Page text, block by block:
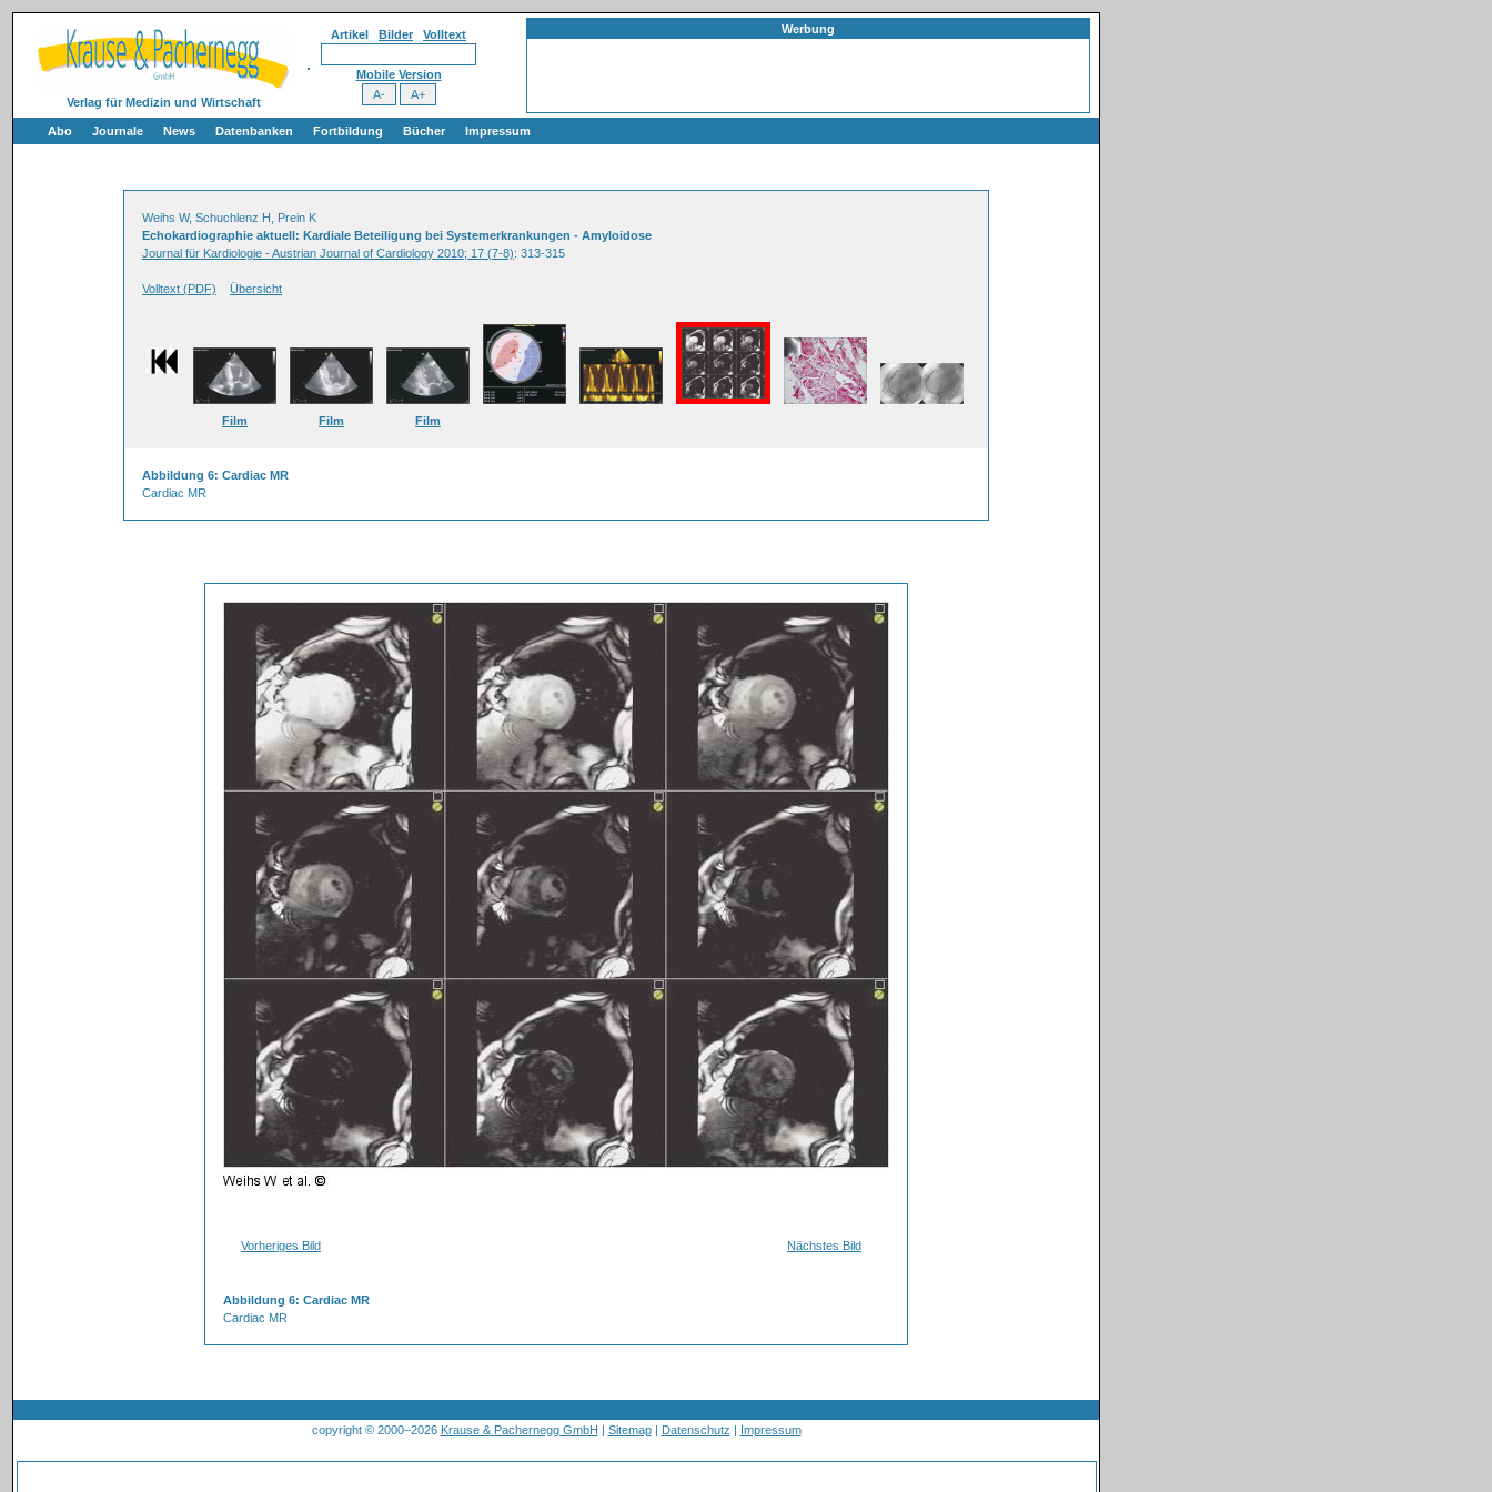
Verlag für Medizin und Wirtschaft
Artikel Bilder Volltext
Mobile Version
Werbung
Abo Journale News Datenbanken Fortbildung Bücher Impressum
Weihs W, Schuchlenz H, Prein K
Echokardiographie aktuell: Kardiale Beteiligung bei Systemerkrankungen - Amyloidose
Journal für Kardiologie - Austrian Journal of Cardiology 2010; 17 (7-8): 313-315
Volltext (PDF) Übersicht
Film Film Film
Abbildung 6: Cardiac MR
Cardiac MR
Vorheriges Bild Nächstes Bild
Abbildung 6: Cardiac MR
Cardiac MR
copyright © 2000–2026 Krause & Pachernegg GmbH | Sitemap| Datenschutz | Impressum